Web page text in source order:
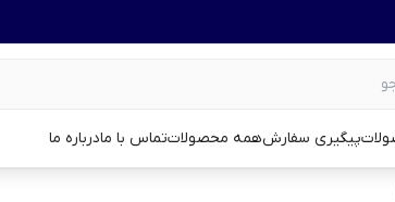
پیگیری سفارشهمه محصولاتتماس با مادرباره ما